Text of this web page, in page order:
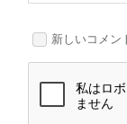
新しいコメン